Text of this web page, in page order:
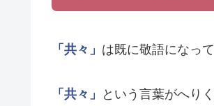
「共々」 は既に敬語になっ
「共々」 という言葉がへり